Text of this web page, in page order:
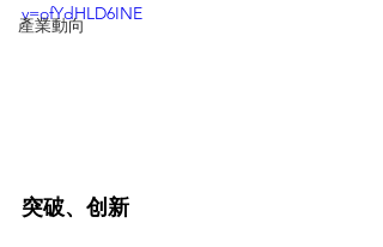
產業動向
v=ofYdHLD6INE
突破、创新